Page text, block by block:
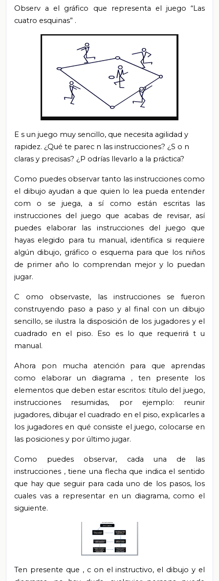
Observ a el gráfico que representa el juego “Las
cuatro esquinas” .
E s un juego muy sencillo, que necesita agilidad y
rapidez. ¿Qué te parec n las instrucciones? ¿S o n
claras y precisas? ¿P odrías llevarlo a la práctica?
Como puedes observar tanto las instrucciones como
el dibujo ayudan a que quien lo lea pueda entender
com o se juega, así como están escritas las
instrucciones del juego que acabas de revisar, así
puedes elaborar las instrucciones del juego que
hayas elegido para tu manual, identifica si requiere
algún dibujo, gráfico o esquema para que los niños
de primer año lo comprendan mejor y lo puedan
jugar.
C omo observaste, las instrucciones se fueron
construyendo paso a paso y al final con un dibujo
sencillo, se ilustra la disposición de los jugadores y el
cuadrado en el piso. Eso es lo que requerirá tu
manual.
Ahora pon mucha atención para que aprendas
como elaborar un diagrama , ten presente los
elementos que deben estar escritos: título del juego,
instrucciones resumidas, por ejemplo: reunir
jugadores, dibujar el cuadrado en el piso, explicarles a
los jugadores en qué consiste el juego, colocarse en
las posiciones y por último jugar.
Como puedes observar, cada una de las
instrucciones ,tiene una flecha que indica el sentido
que hay que seguir para cada uno de los pasos, los
cuales vas a representar enun diagrama, como el
siguiente.
Ten presente que , c on el instructivo, el dibujoy el